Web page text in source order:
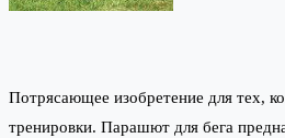
Потрясающее изобретение для тех,
тренировки. Парашют для бега